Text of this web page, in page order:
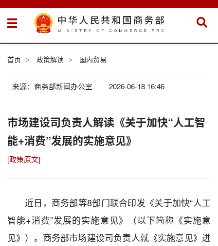
首页 > 政策解读 > 国内贸易
来源：商务部新闻办公室 2026-06-18 16:46
市场建设司负责人解读《关于加快“人工智
能+消费”发展的实施意见》
[政策原文]
近日，商务部等8部门联合印发《关于加快“人工
智能+消费”发展的实施意见》（以下简称《实施意
见》）。商务部市场建设司负责人就《实施意见》进